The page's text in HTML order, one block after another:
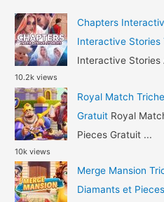
Pièces
Gratuit
h
f
o
r
:
Chapters
Interactive Stories
Interactive
10.2k views
Royal Match
Gratuit Royal
Pieces Gratuit ...
10k views
Merge Mansion
Diamants et